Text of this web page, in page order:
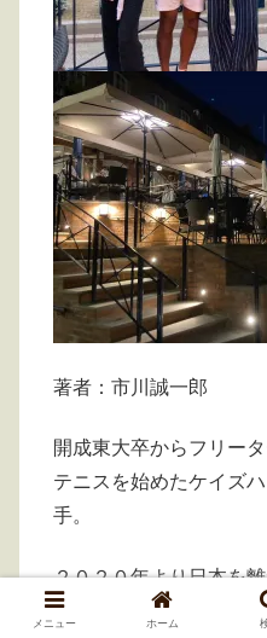
著者：市川誠一郎
開成東大卒からフリー
テニスを始めたケイズ
手。
２０２０年より日本を
得。
メニュー ホーム